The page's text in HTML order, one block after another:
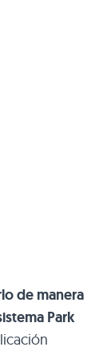
de manera
Park